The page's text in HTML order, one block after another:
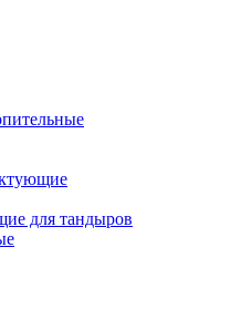
для тандыров